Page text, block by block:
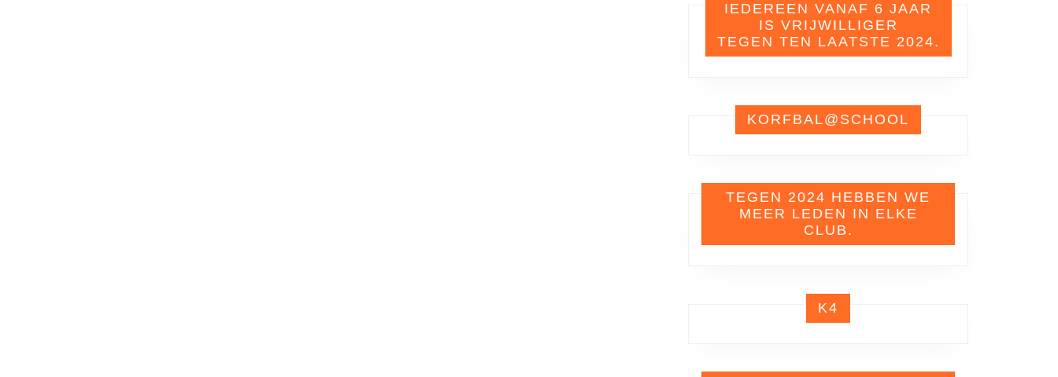
IEDEREEN VANAF 6 JAAR
IS VRIJWILLIGER
TEGEN TEN LAATSTE 2024.
KORFBAL@SCHOOL
TEGEN 2024 HEBBEN WE
MEER LEDEN IN ELKE
CLUB.
K4